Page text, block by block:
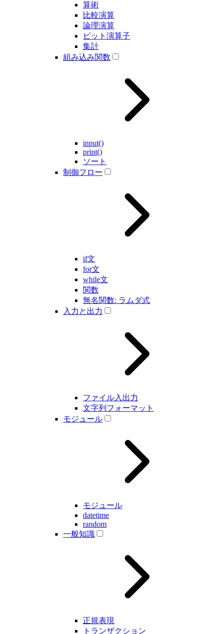
算術
比較演算
論理演算
ビット演算子
集計
組み込み関数
input()
print()
ソート
制御フロー
if文
for文
while文
関数
無名関数: ラムダ式
入力と出力
ファイル入出力
文字列フォーマット
モジュール
モジュール
datetime
random
一般知識
正規表現
トランザクション